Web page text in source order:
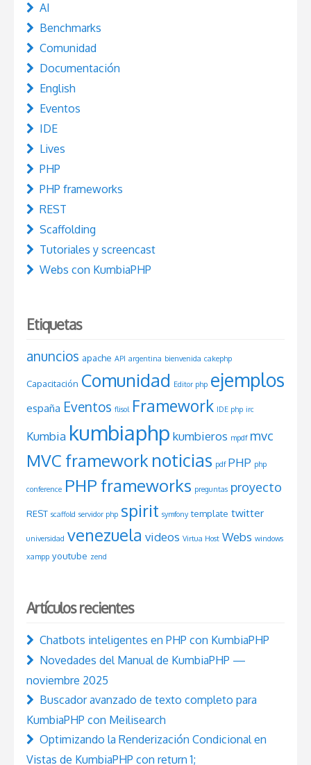
AI
Benchmarks
Comunidad
Documentación
English
Eventos
IDE
Lives
PHP
PHP frameworks
REST
Scaffolding
Tutoriales y screencast
Webs con KumbiaPHP
Etiquetas
anuncios apache API argentina bienvenida cakephp
Capacitación Comunidad Editor php ejemplos
españa Eventos flisol Framework IDE php irc
Kumbia kumbiaphp kumbieros mpdf mvc
MVC frameworknoticias pdf PHP php
conference PHP frameworks preguntas proyecto
REST scaffold servidor php spirit symfony template twitter
universidad venezuela videos Virtua Host Webs windows
xampp youtube zend
Artículos recientes
Chatbots inteligentes en PHP con KumbiaPHP
Novedades del Manual de KumbiaPHP —
noviembre 2025
Buscador avanzado de texto completo para
KumbiaPHP con Meilisearch
Optimizando la Renderización Condicional en
Vistas de KumbiaPHP con return 1;